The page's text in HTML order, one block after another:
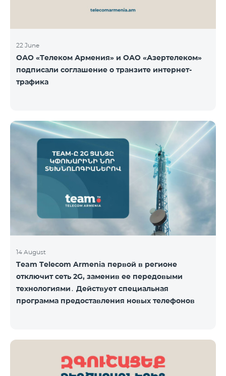
22 June
ОАО «Телеком Армения» и ОАО «Азертелеком»
подписали соглашение о транзите интернет-
трафика
14 August
Team Telecom Armenia первой в регионе
отключит сеть 2G, заменив ее передовыми
технологиями․ Действует специальная
программа предоставления новых телефонов